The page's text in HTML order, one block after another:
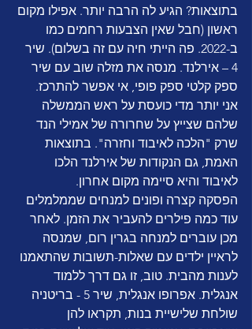
בתוצאות? הגיע לה הרבה יותר. אפילו מקום
ראשון (חבל שאין הצבעות רחמים כמו
ב-2022. פה הייתי חיה עם זה בשלום). שיר
4 – אירלנד. מנסה את מזלה שוב עם שיר
ספק קלטי ספק פופי, אי אפשר להתרכז.
אני יותר מדי כועסת על ראש הממשלה
שלהם שצייץ על שחרורה של אמילי הנד
שרק "הלכה לאיבוד וחזרה". בתוצאות
האמת, גם הנקודות של אירלנד הלכו
לאיבוד והיא סיימה מקום אחרון.
הפסקה קצרה ופונים למנחים שממלמלים
עוד כמה פילרים להעביר את הזמן. לאחר
מכן עוברים למנחה בגרין רום, שמנסה
לראיין ילדים עם שאלות-תשובות שהתאמנו
לענות מהבית. טוב, זו גם דרך ללמוד
אנגלית. אפרופו אנגלית, שיר 5 - בריטניה
שולחת שלישיית בנות, תקראו להן